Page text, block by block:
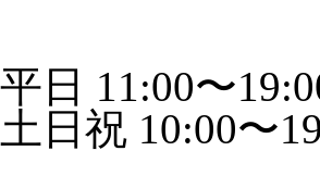
平日 11:00〜
土日祝 10:00〜